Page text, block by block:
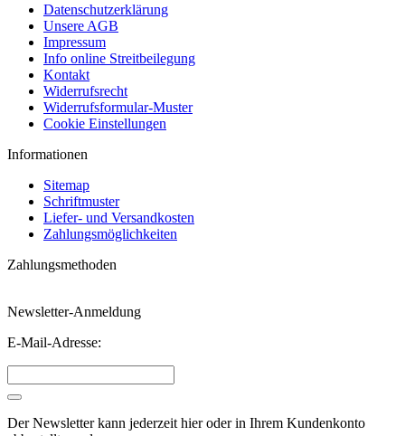
Datenschutzerklärung
Unsere AGB
Impressum
Info online Streitbeilegung
Kontakt
Widerrufsrecht
Widerrufsformular-Muster
Cookie Einstellungen
Informationen
Sitemap
Schriftmuster
Liefer- und Versandkosten
Zahlungsmöglichkeiten
Zahlungsmethoden
Newsletter-Anmeldung
E-Mail-Adresse:
Der Newsletter kann jederzeit hier oder in Ihrem Kundenkonto